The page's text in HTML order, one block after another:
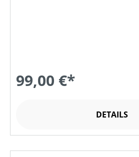
99,00 €*
DETAILS